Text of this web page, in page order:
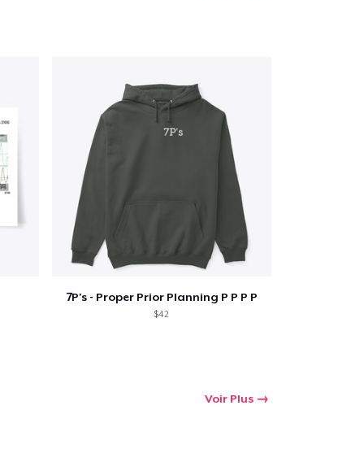
7P's - Proper Prior Planning P P P P
$42
Voir Plus
le Panier